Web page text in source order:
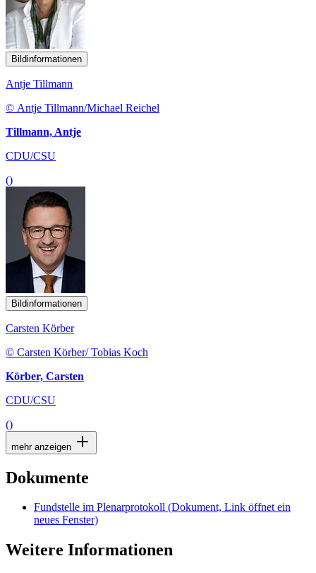
Bildinformationen
Antje Tillmann
© Antje Tillmann/Michael Reichel
Tillmann, Antje
CDU/CSU
()
Bildinformationen
Carsten Körber
© Carsten Körber/ Tobias Koch
Körber, Carsten
CDU/CSU
()
mehr anzeigen
Dokumente
Fundstelle im Plenarprotokoll (Dokument, Link öffnet ein
neues Fenster)
Weitere Informationen